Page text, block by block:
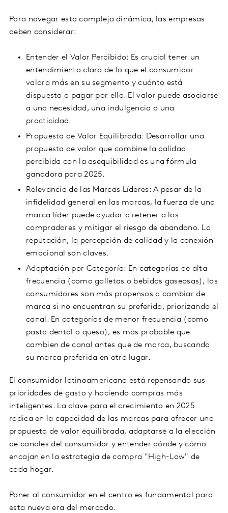
Para navegar esta compleja dinámica, las empresas
deben considerar:
Entender el Valor Percibido: Es crucial tener un
entendimiento claro de lo que el consumidor
valora más en su segmento y cuánto está
dispuesto a pagar por ello. El valor puede asociarse
a una necesidad, una indulgencia o una
practicidad.
Propuesta de Valor Equilibrada: Desarrollar una
propuesta de valor que combine la calidad
percibida con la asequibilidad es una fórmula
ganadora para 2025.
Relevancia de las Marcas Líderes: A pesar de la
infidelidad general en las marcas, la fuerza de una
marca líder puede ayudar a retener a los
compradores y mitigar el riesgo de abandono. La
reputación, la percepción de calidad y la conexión
emocional son claves.
Adaptación por Categoría: En categorías de alta
frecuencia (como galletas o bebidas gaseosas), los
consumidores son más propensos a cambiar de
marca si no encuentran su preferida, priorizando el
canal. En categorías de menor frecuencia (como
pasta dental o queso), es más probable que
cambien de canal antes que de marca, buscando
su marca preferida en otro lugar.
El consumidor latinoamericano está repensando sus
prioridades de gasto y haciendo compras más
inteligentes. La clave para el crecimiento en 2025
radica en la capacidad de las marcas para ofrecer una
propuesta de valor equilibrada, adaptarse a la elección
de canales del consumidor y entender dónde y cómo
encajan en la estrategia de compra "High-Low" de
cada hogar.
Poner al consumidor en el centro es fundamental para
esta nueva era del mercado.